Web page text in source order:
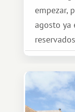
empezar,
agosto ya